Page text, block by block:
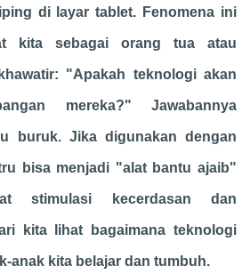
di layar tablet. Fenomena ini
kita sebagai orang tua atau
"Apakah teknologi akan
mereka?" Jawabannya
buruk. Jika digunakan dengan
bisa menjadi "alat bantu ajaib"
stimulasi kecerdasan dan
kita lihat bagaimana teknologi
anak kita belajar dan tumbuh.